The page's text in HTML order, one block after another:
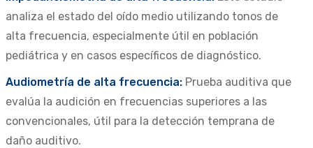
analiza el estado del oído medio utilizando tonos de
alta frecuencia, especialmente útil en población
pediátrica y en casos específicos de diagnóstico.
Audiometría de alta frecuencia:Prueba auditiva que
evalúa la audición en frecuencias superiores a las
convencionales, útil para la detección temprana de
daño auditivo.